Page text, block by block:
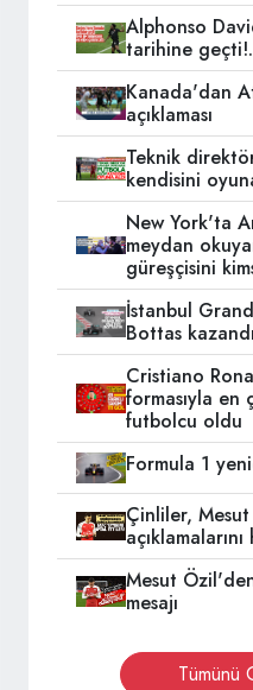
Alphonso
tarihine
Kanada'dan
açıklaması
Teknik
kendisini
New York'ta
meydan
güreşçisini
İstanbul
Bottas kazandı
Cristiano
formasıyla
futbolcu oldu
Formula 1
Çinliler,
Mesut
mesajı
Tümünü